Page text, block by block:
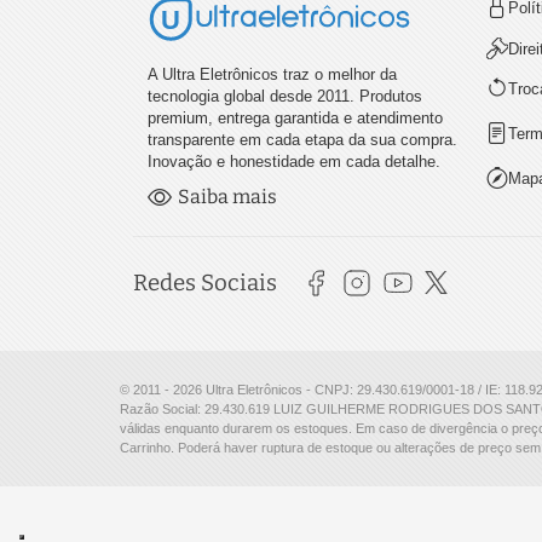
A Ultra Eletrônicos traz o melhor da
tecnologia global desde 2011. Produtos
premium, entrega garantida e atendimento
transparente em cada etapa da sua compra.
Inovação e honestidade em cada detalhe.
Saiba mais
Redes Sociais
© 2011 - 2026 Ultra Eletrônicos - CNPJ: 29.430.619/0001-18 / IE:
Razão Social: 29.430.619 LUIZ GUILHERME RODRIGUES DOS
válidas enquanto durarem os estoques. Em caso de divergência o
Carrinho. Poderá haver ruptura de estoque ou alterações de preço sem